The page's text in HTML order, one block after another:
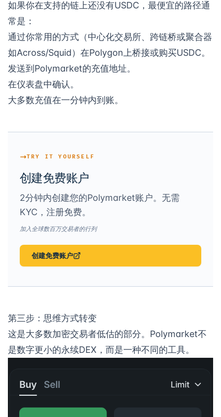
如果你在支持的链上还没有USDC，最便宜的路径通
常是：
通过你常用的方式（中心化交易所、跨链桥或聚合器
如Across/Squid）在Polygon上桥接或购买USDC。
发送到Polymarket的充值地址。
在仪表盘中确认。
大多数充值在一分钟内到账。
TRY IT YOURSELF
创建免费账户
2分钟内创建您的Polymarket账户。无需
KYC，注册免费。
加入全球数百万交易者的行列
创建免费账户
第三步：思维方式转变
这是大多数加密交易者低估的部分。Polymarket不
是数字更小的永续DEX，而是一种不同的工具。